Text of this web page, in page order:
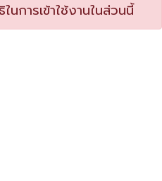
การเข้าใช้งานในส่วนนี้